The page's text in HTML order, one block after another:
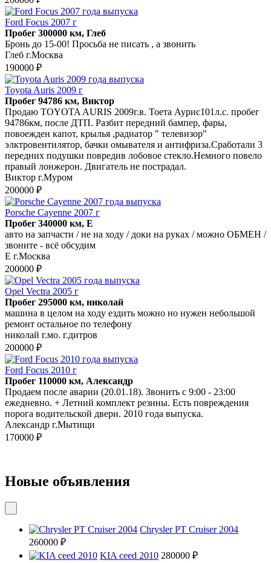
Ford Focus 2007 г
Пробег 300000 км, Глеб
Бронь до 15-00! Просьба не писать , а звонить
Глеб г.Москва
190000 ₽
Toyota Auris 2009 г
Пробег 94786 км, Виктор
Продаю TOYOTA AURIS 2009г.в. Тоета Аурис101л.с. пробег
94786км, после ДТП. Разбит передний бампер, фары,
повоежден капот, крылья ,радиатор " телевизор"
элктровентилятор, бачки омывателя и антифриза.Сработали 3
передних подушки повредив лобовое стекло.Немного повело
правый лонжерон. Двигатель не пострадал.
Виктор г.Муром
200000 ₽
Porsche Cayenne 2007 г
Пробег 340000 км, Е
авто на запчасти / не на ходу / доки на руках / можно ОБМЕН /
звоните - всё обсудим
Е г.Москва
200000 ₽
Opel Vectra 2005 г
Пробег 295000 км, николай
машина в целом на ходу ездить можно но нужен небольшой
ремонт остальное по телефону
николай г.мо. г.дитров
200000 ₽
Ford Focus 2010 г
Пробег 110000 км, Александр
Продаем после аварии (20.01.18). Звонить с 9:00 - 23:00
ежедневно. + Летний комплект резины. Есть повреждения
порога водительской двери. 2010 года выпуска.
Александр г.Мытищи
170000 ₽
Новые объявления
Chrysler PT Cruiser 2004
260000 ₽
KIA ceed 2010 280000 ₽